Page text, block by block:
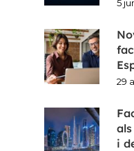
5
29
i